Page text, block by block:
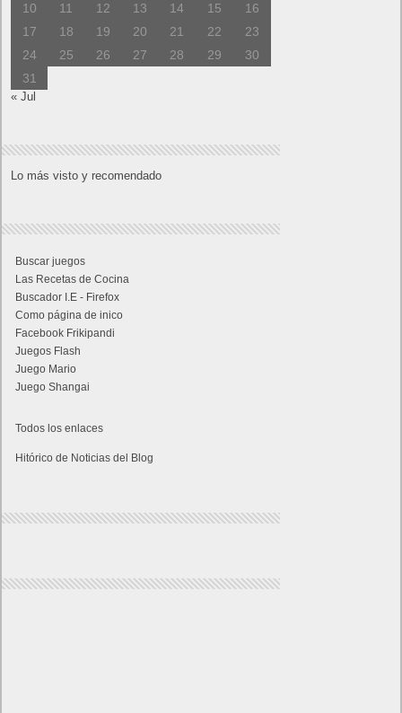
10
11 12 13 14 15
16
17
18 19 20 21 22
23
24
25 26 27 28 29
30
31
« Jul
Lo más visto y recomendado
Buscar juegos
Las Recetas de Cocina
Buscador I.E - Firefox
Como página de inico
Facebook Frikipandi
Juegos Flash
Juego Mario
Juego Shangai
Todos los enlaces
Hitórico de Noticias del Blog